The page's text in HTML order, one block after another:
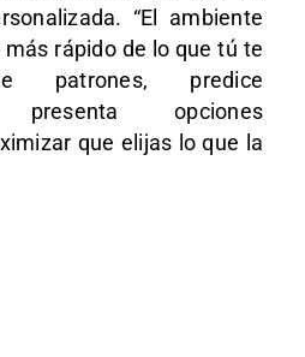
“El ambiente
rápido de lo que tú te
patrones, predice
presenta opciones
que elijas lo que la